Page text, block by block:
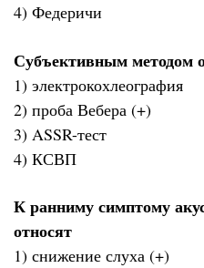
4) Федеричи
Субъективным методом
1) электрокохлеография
2) проба Вебера (+)
3) ASSR-тест
4) КСВП
К ранниму симптому
относят
1) снижение слуха (+)